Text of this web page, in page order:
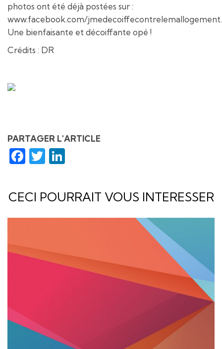
photos ont été déjà postées sur :
www.facebook.com/jmedecoiffecontrelemallogement.
Une bienfaisante et décoiffante opé !
Crédits : DR
PARTAGER L'ARTICLE
Facebook
Twitter
CECI POURRAIT VOUS INTERESSER